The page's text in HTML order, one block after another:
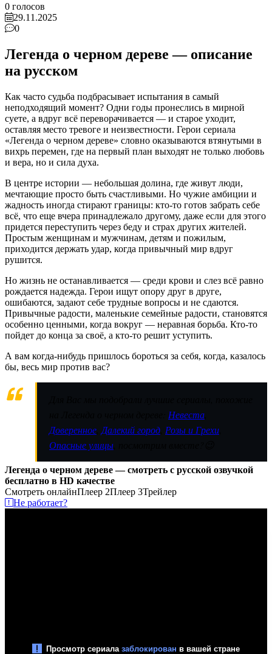
0 голосов
29.11.2025
0
Легенда о черном дереве — описание
на русском
Как часто судьба подбрасывает испытания в самый
неподходящий момент? Одни годы пронеслись в мирной
суете, а вдруг всё переворачивается — и старое уходит,
оставляя место тревоге и неизвестности. Герои сериала
«Легенда о черном дереве» словно оказываются втянутыми в
вихрь перемен, где на первый план выходят не только любовь
и вера, но и сила духа.
В центре истории — небольшая долина, где живут люди,
мечтающие просто быть счастливыми. Но чужие амбиции и
жадность иногда стирают границы: кто-то готов забрать себе
всё, что еще вчера принадлежало другому, даже если для этого
придется переступить через беду и страх других жителей.
Простым женщинам и мужчинам, детям и пожилым,
приходится держать удар, когда привычный мир вдруг
рушится.
Но жизнь не останавливается — среди крови и слез всё равно
рождается надежда. Герои ищут опору друг в друге,
ошибаются, задают себе трудные вопросы и не сдаются.
Привычные радости, маленькие семейные радости, становятся
особенно ценными, когда вокруг — неравная борьба. Кто-то
пойдет до конца за своё, а кто-то решит уступить.
А вам когда-нибудь пришлось бороться за себя, когда, казалось
бы, весь мир против вас?
Невеста
Доверенное Далекий город Розы и Грехи
Опасные улицы
Легенда о черном дереве — смотреть с русской озвучкой
бесплатно в HD качестве
Смотреть онлайнПлеер 2Плеер 3Трейлер
Не работает?